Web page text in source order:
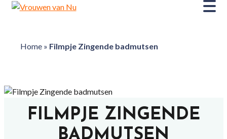
Home» Filmpje Zingende badmutsen
FILMPJE ZINGENDE
BADMUTSEN